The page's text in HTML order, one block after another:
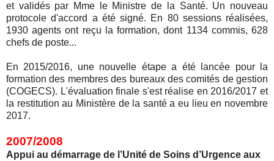
et validés par Mme le Ministre de la Santé. Un nouveau
protocole d'accord a été signé. En 80 sessions réalisées,
1930 agents ont reçu la formation, dont 1134 commis, 628
chefs de poste...
En 2015/2016, une nouvelle étape a été lancée pour la
formation des membres des bureaux des comités de gestion
(COGECS). L'évaluation finale s'est réalise en 2016/2017 et
la restitution au Ministère de la santé a eu lieu en novembre
2017.
2007/2008
Appui au démarrage de l’Unité de Soins d’Urgence aux